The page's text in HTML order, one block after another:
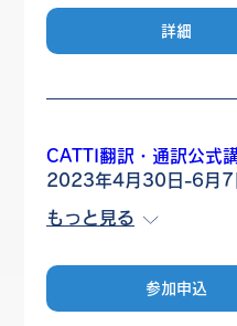
詳細
CATTI翻訳・通訳公式
2023年4月30日-6月7
もっと見る
参加申込